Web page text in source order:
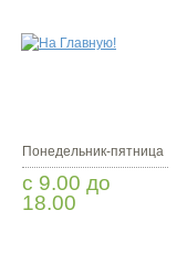
Понедельник-пятница
с 9.00 до
18.00